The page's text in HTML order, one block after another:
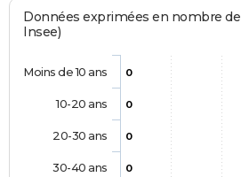
Données exprimées en nombre de
Insee)
0
0
0
0
Moins de 10 ans
10-20 ans
20-30 ans
30-40 ans